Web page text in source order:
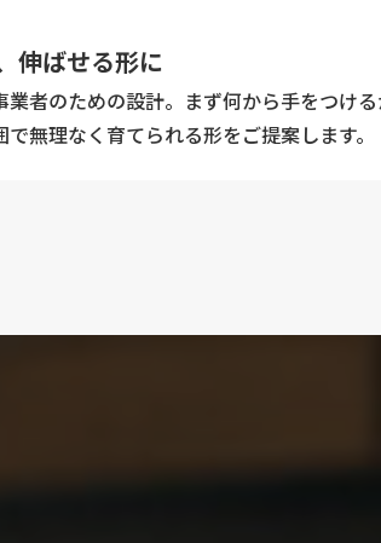
伸ばせる形に
業者のための設計。まず何から手をつけ
無理なく育てられる形をご提案します。